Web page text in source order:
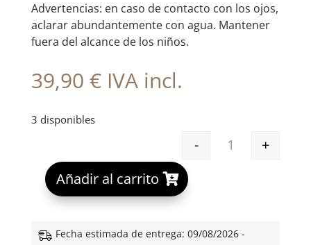
Advertencias: en caso de contacto con los ojos,
aclarar abundantemente con agua. Mantener
fuera del alcance de los niños.
39,90 € IVA incl.
3 disponibles
GH KIRE
-
+
Añadir al carrito
A
e
Fecha estimada de entrega: 09/08/2026 -